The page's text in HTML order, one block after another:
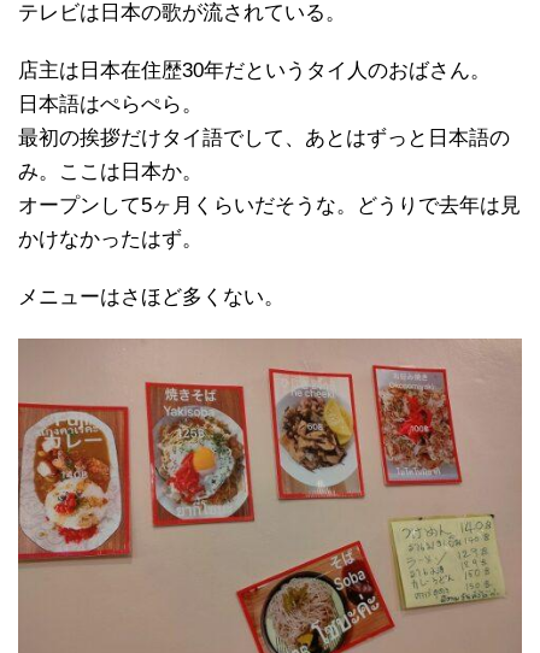
テレビは日本の歌が流されている。
店主は日本在住歴30年だというタイ人のおばさん。
日本語はぺらぺら。
最初の挨拶だけタイ語でして、あとはずっと日本語の
み。ここは日本か。
オープンして5ヶ月くらいだそうな。どうりで去年は見
かけなかったはず。
メニューはさほど多くない。